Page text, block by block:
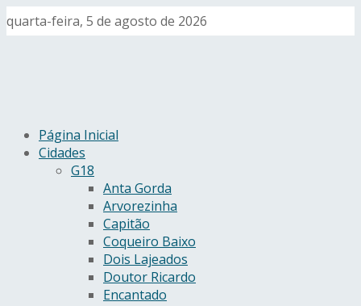
quarta-feira, 5 de agosto de 2026
Página Inicial
Cidades
G18
Anta Gorda
Arvorezinha
Capitão
Coqueiro Baixo
Dois Lajeados
Doutor Ricardo
Encantado